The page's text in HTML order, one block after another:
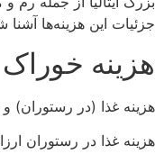
جزئیات این هزینه‌ها آشنا
هزینه خوراک
هزینه غذا (در رستوران)
هزینه غذا در رستوران ارزان: ۱۵